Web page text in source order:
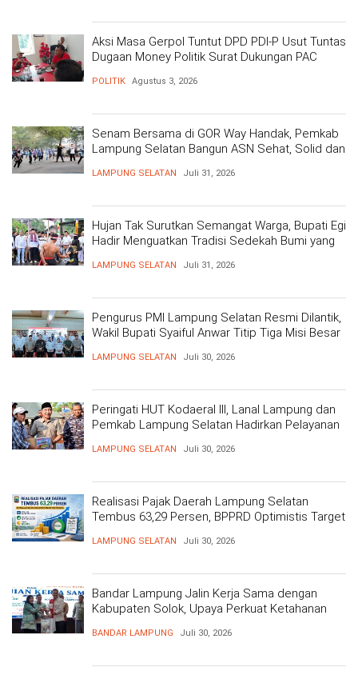
Aksi Masa Gerpol Tuntut DPD PDI-P Usut Tuntas
Dugaan Money Politik Surat Dukungan PAC
POLITIK Agustus 3, 2026
Senam Bersama di GOR Way Handak, Pemkab
Lampung Selatan Bangun ASN Sehat, Solid dan
LAMPUNG SELATAN Juli 31, 2026
Hujan Tak Surutkan Semangat Warga, Bupati Egi
Hadir Menguatkan Tradisi Sedekah Bumi yang
LAMPUNG SELATAN Juli 31, 2026
Pengurus PMI Lampung Selatan Resmi Dilantik,
Wakil Bupati Syaiful Anwar Titip Tiga Misi Besar
LAMPUNG SELATAN Juli 30, 2026
Peringati HUT Kodaeral III, Lanal Lampung dan
Pemkab Lampung Selatan Hadirkan Pelayanan
LAMPUNG SELATAN Juli 30, 2026
Realisasi Pajak Daerah Lampung Selatan
Tembus 63,29 Persen, BPPRD Optimistis Target
LAMPUNG SELATAN Juli 30, 2026
Bandar Lampung Jalin Kerja Sama dengan
Kabupaten Solok, Upaya Perkuat Ketahanan
BANDAR LAMPUNG Juli 30, 2026